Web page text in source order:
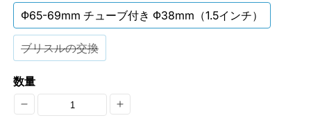
Ф65-69mm チューブ付き Ф38mm（1.5インチ）
ブリスルの交換
数量
Φ65-
Φ65-